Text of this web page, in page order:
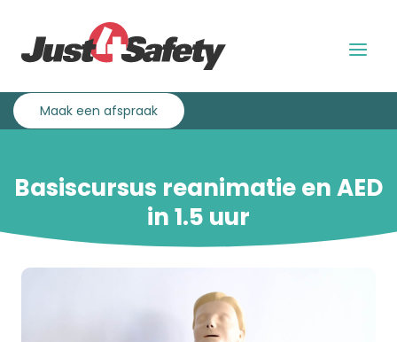
gaan
hoofdnavigatie
Menu
Maak een afspraak
Basiscursus reanimatie en AED
in 1.5 uur